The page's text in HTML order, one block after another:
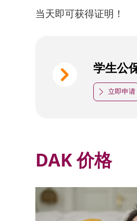
当天即可获得证明！
낑 学生公
ꄲ 立即申请
DAK 价格